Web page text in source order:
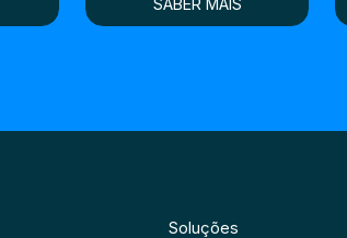
Soluções